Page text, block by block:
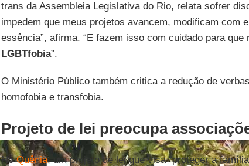
trans da Assembleia Legislativa do Rio, relata sofrer
impedem que meus projetos avancem, modificam com
essência”, afirma. “E fazem isso com cuidado para
LGBTfobia”.
O Ministério Público também critica a redução de
homofobia e transfobia.
Projeto de lei preocupa
NoQuênia, um projeto de lei que visa “proteger a